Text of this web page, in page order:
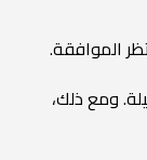
الموافقة.
ومع ذلك،